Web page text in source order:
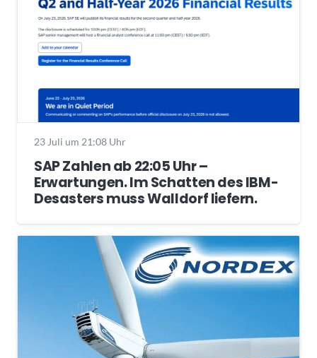
23 Juli um 21:08 Uhr
SAP Zahlen ab 22:05 Uhr –
Erwartungen. Im Schatten des IBM-
Desasters muss Walldorf liefern.